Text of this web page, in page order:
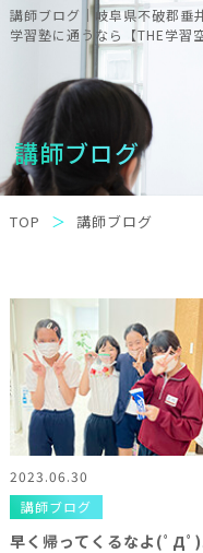
講師ブログ｜岐阜県不破郡垂
学習塾に通うなら【THE学習
講師ブログ
TOP 講師ブログ
2023.06.30
講師ブログ
早く帰ってくるなよ(ﾟДﾟ)